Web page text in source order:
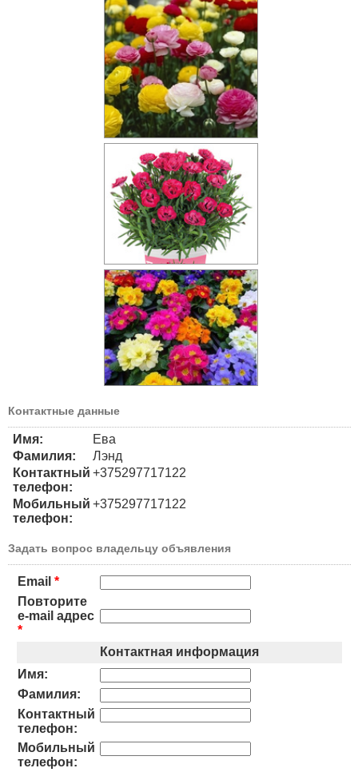
Контактные данные
Имя:
Ева
Фамилия:
Лэнд
Контактный
телефон:
+375297717122
Мобильный
телефон:
+375297717122
Задать вопрос владельцу объявления
Email *
Повторите
e-mail адрес
*
Контактная информация
Имя:
Фамилия:
Контактный
телефон:
Мобильный
телефон: